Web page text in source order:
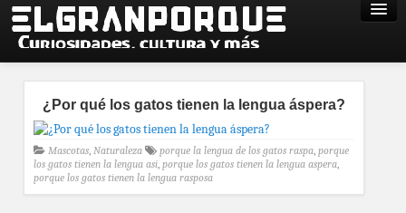
¿Por qué los gatos tienen la lengua áspera?
Mascotas, Naturaleza porque la lengua de los gatos raspa, porque
los gatos tienen la lengua asi, porque los gatos tienen la lengua aspera,
porque los gatos tienen la lengua rasposa